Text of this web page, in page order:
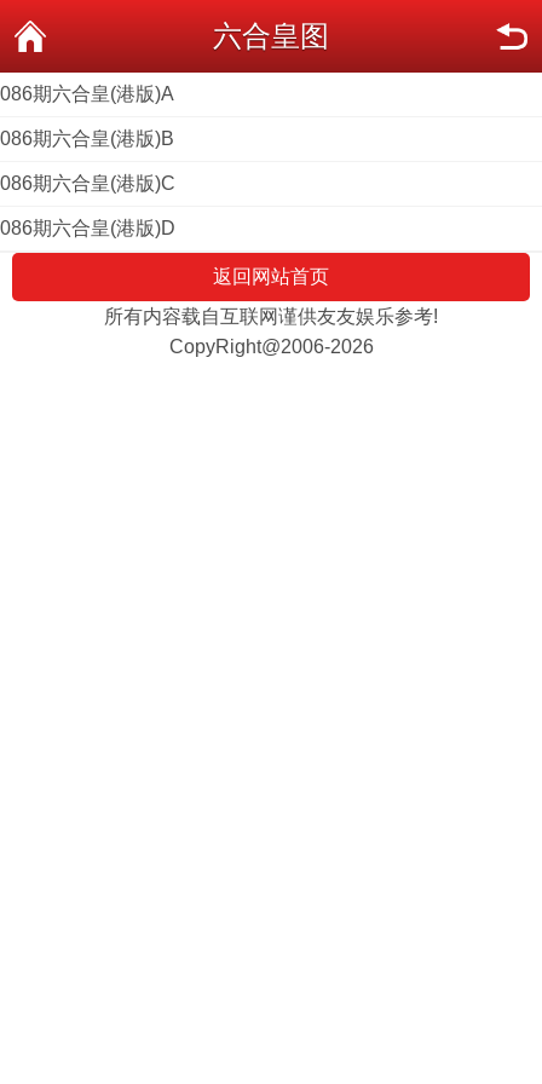
六合皇图
086期六合皇(港版)A
086期六合皇(港版)B
086期六合皇(港版)C
086期六合皇(港版)D
返回网站首页
所有内容载自互联网谨供友友娱乐参考!
CopyRight@2006-2026